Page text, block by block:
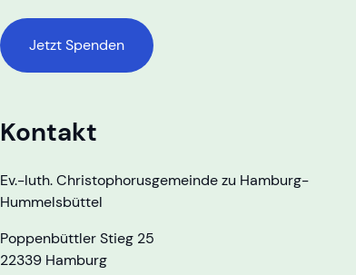
Jetzt Spenden
Kontakt
Ev.-luth. Christophorusgemeinde zu Hamburg-
Hummelsbüttel
Poppenbüttler Stieg 25
22339 Hamburg